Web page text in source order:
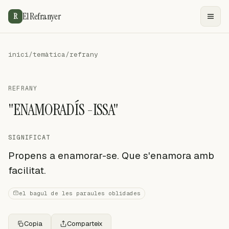
R El Refranyer
inici/temàtica/refrany
REFRANY
"ENAMORADÍS -ISSA"
SIGNIFICAT
Propens a enamorar-se. Que s'enamora amb
facilitat.
el bagul de les paraules oblidades
Copia Comparteix